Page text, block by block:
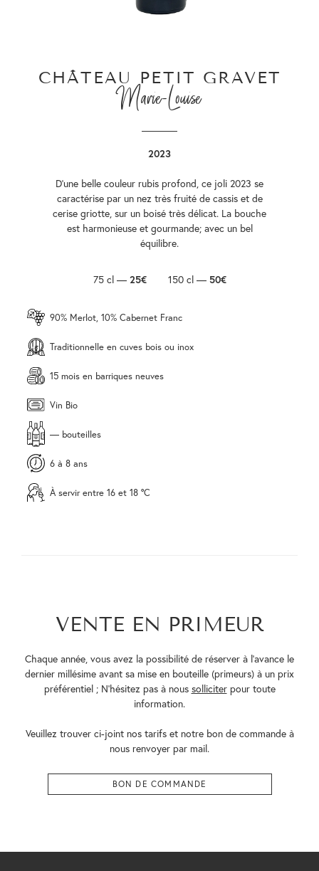
CHÂTEAU PETIT GRAVET
Marie-Louise
2023
D’une belle couleur rubis profond, ce joli 2023 se
caractérise par un nez très fruité de cassis et de
cerise griotte, sur un boisé très délicat. La bouche
est harmonieuse et gourmande; avec un bel
équilibre.
75 cl — 25€ 150 cl — 50€
90% Merlot, 10% Cabernet Franc
Traditionnelle en cuves bois ou inox
15 mois en barriques neuves
Vin Bio
— bouteilles
6 à 8 ans
À servir entre 16 et 18 °C
VENTE EN PRIMEUR
Chaque année, vous avez la possibilité de réserver à l’avance le
dernier millésime avant sa mise en bouteille (primeurs) à un prix
préférentiel ; N’hésitez pas à nous solliciterpour toute
information.
Veuillez trouver ci-joint nos tarifs et notre bon de commande à
nous renvoyer par mail.
BON DE COMMANDE